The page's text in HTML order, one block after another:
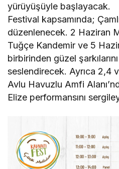
yürüyüşüyle başlayacak.
Festival kapsamında;
düzenlenecek. 2 Haziran
Tuğçe Kandemir ve 5
birbirinden güzel
seslendirecek. Ayrıca 2,4
Avlu Havuzlu Amfi
Elize performansını